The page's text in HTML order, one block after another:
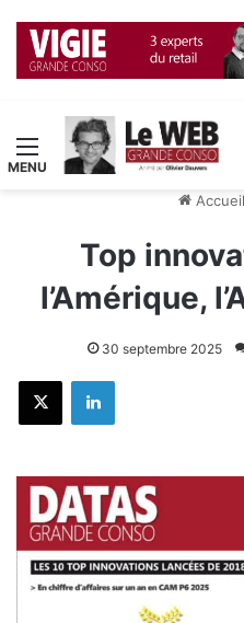
Menu
Accueil
Top
l’Amérique,
30 septembre 2025
X Linkedin